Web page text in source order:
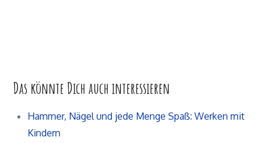
Das könnte Dich auch interessieren
Hammer, Nägel und jede Menge Spaß: Werken mit
Kindern